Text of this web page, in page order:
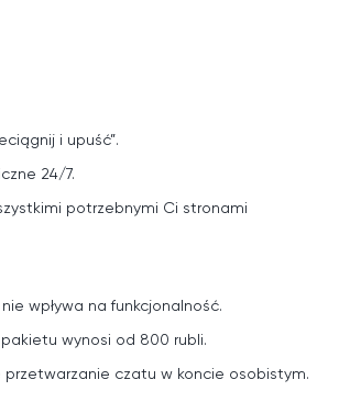
i upuść”.
24/7.
potrzebnymi Ci stronami
wpływa na funkcjonalność.
wynosi od 800 rubli.
czatu w koncie osobistym.